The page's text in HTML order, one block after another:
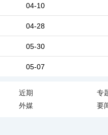
04-10
04-28
05-30
05-07
近期
专
外媒 要